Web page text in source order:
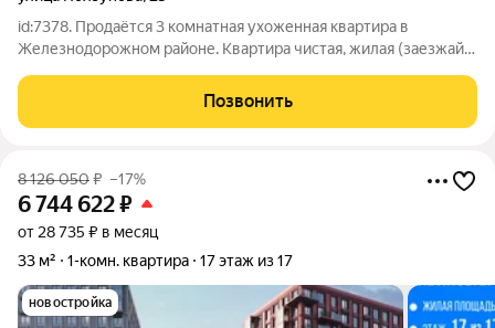
id:7378. Продаётся 3 комнатная ухоженная квартира в
Железнодорожном районе. Квартира чистая, жилая (заезжай и
совмещённый, интернет, тв., новая дорогая входная дверь, дом
после капитального ремонта,
Позвонить
8 126 050₽ –17%
6 744 622₽
от 28 735 ₽ в месяц
33 м²
1-комн. квартира 17 этаж из 17
новостройка